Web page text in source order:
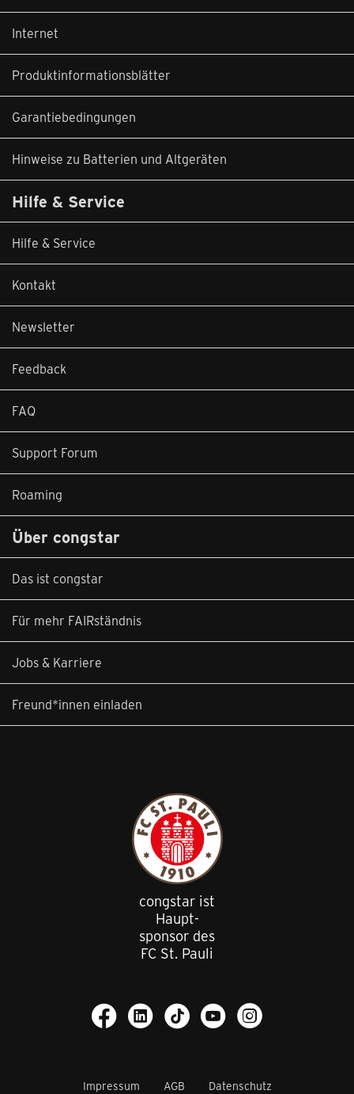
Internet
Produktinformationsblätter
Garantiebedingungen
Hinweise zu Batterien und Altgeräten
Hilfe & Service
Hilfe & Service
Kontakt
Newsletter
Feedback
FAQ
Support Forum
Roaming
Über congstar
Das ist congstar
Für mehr FAIRständnis
Jobs & Karriere
Freund*innen einladen
congstar ist
Haupt-
sponsor des
FC St. Pauli
Impressum AGB Datenschutz